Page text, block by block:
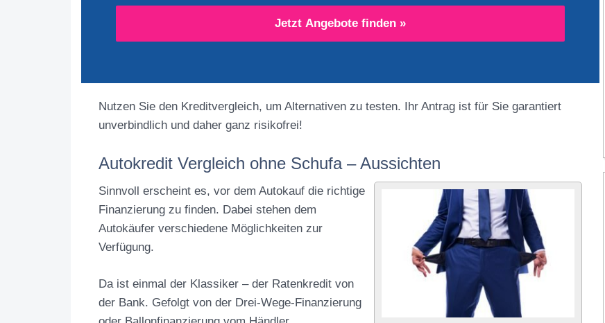
Jetzt Angebote finden »
Nutzen Sie den Kreditvergleich, um Alternativen zu testen. Ihr Antrag ist für Sie garantiert
unverbindlich und daher ganz risikofrei!
Autokredit Vergleich ohne Schufa – Aussichten
Sinnvoll erscheint es, vor dem Autokauf die richtige
Finanzierung zu finden. Dabei stehen dem
Autokäufer verschiedene Möglichkeiten zur
Verfügung.
Da ist einmal der Klassiker – der Ratenkredit von
der Bank. Gefolgt von der Drei-Wege-Finanzierung